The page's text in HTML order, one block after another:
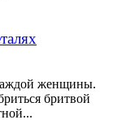
женщины.
бритвой